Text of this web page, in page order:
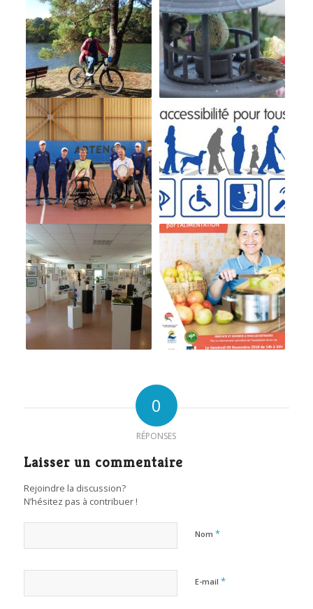
0
RÉPONSES
Laisser un commentaire
Rejoindre la discussion?
N’hésitez pas à contribuer !
Nom *
E-mail *